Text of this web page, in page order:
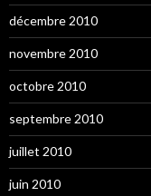
décembre 2010
novembre 2010
octobre 2010
septembre 2010
juillet 2010
juin 2010